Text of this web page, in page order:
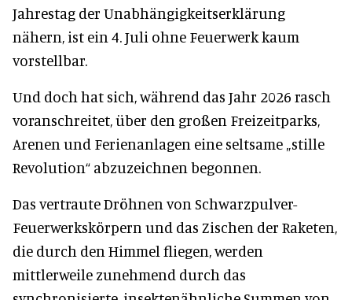
Jahrestag der Unabhängigkeitserklärung
nähern, ist ein 4. Juli ohne Feuerwerk kaum
vorstellbar.
Und doch hat sich, während das Jahr 2026 rasch
voranschreitet, über den großen Freizeitparks,
Arenen und Ferienanlagen eine seltsame „stille
Revolution“ abzuzeichnen begonnen.
Das vertraute Dröhnen von Schwarzpulver-
Feuerwerkskörpern und das Zischen der Raketen,
die durch den Himmel fliegen, werden
mittlerweile zunehmend durch das